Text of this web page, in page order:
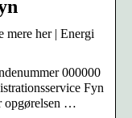
mere her | Energi
000000
Fyn
opgørelsen …